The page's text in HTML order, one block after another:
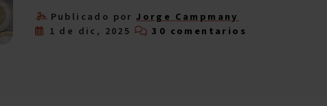
Publicado por Jorge Campmany
1 de dic, 2025
30 comentarios